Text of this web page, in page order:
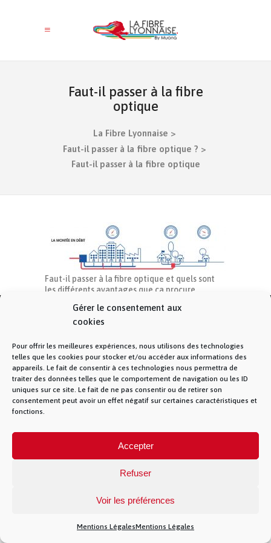
Gérer le consentement aux
cookies
Pour offrir les meilleures expériences, nous utilisons des technologies
telles que les cookies pour stocker et/ou accéder aux informations des
appareils. Le fait de consentir à ces technologies nous permettra de
traiter des données telles que le comportement de navigation ou les ID
uniques sur ce site. Le fait de ne pas consentir ou de retirer son
consentement peut avoir un effet négatif sur certaines caractéristiques et
fonctions.
Accepter
Refuser
Voir les préférences
Mentions LégalesMentions Légales
Faut-il passer à la fibre
optique
La Fibre Lyonnaise >
Faut-il passer à la fibre optique ? >
Faut-il passer à la fibre optique
Faut-il passer à la fibre optique et quels sont
les différents avantages que ça procure
© La Fibre Lyonnaise –Mentions Légales – 5
allée des chevreuils – 69380 Lissieu – 04 28 28 28
28 –Contact– La Fibre Lyonnaise est une
marque de la société Muona SAS